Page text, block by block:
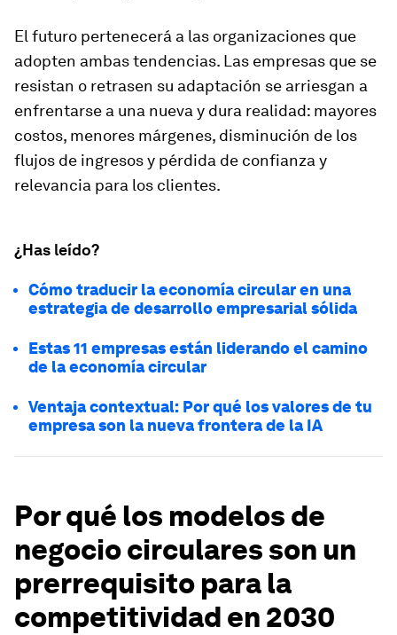
El futuro pertenecerá a las organizaciones que
adopten ambas tendencias. Las empresas que se
resistan o retrasen su adaptación se arriesgan a
enfrentarse a una nueva y dura realidad: mayores
costos, menores márgenes, disminución de los
flujos de ingresos y pérdida de confianza y
relevancia para los clientes.
¿Has leído?
Cómo traducir la economía circular en una
estrategia de desarrollo empresarial sólida
Estas 11 empresas están liderando el camino
de la economía circular
Ventaja contextual: Por qué los valores de tu
empresa son la nueva frontera de la IA
Por qué los modelos de
negocio circulares son un
prerrequisito para la
competitividad en 2030